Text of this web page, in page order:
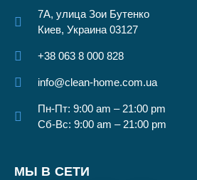
7А, улица Зои Бутенко
Киев, Украина 03127
+38 063 8 000 828
info@clean-home.com.ua
Пн-Пт: 9:00 am – 21:00 pm
Сб-Вс: 9:00 am – 21:00 pm
МЫ В СЕТИ